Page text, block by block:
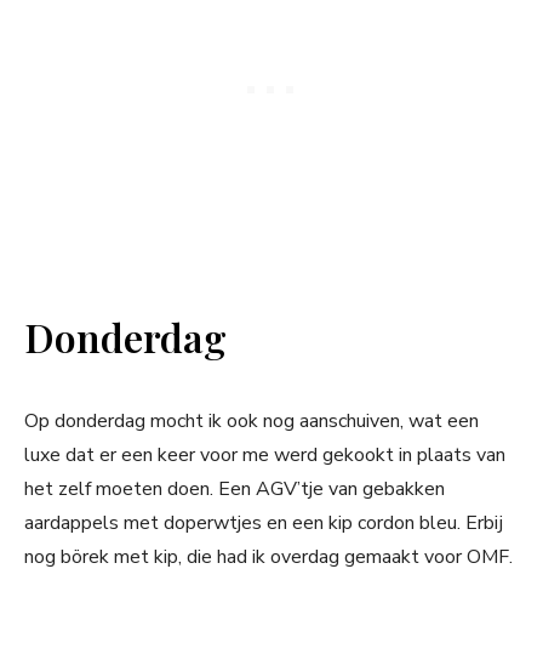
Donderdag
Op donderdag mocht ik ook nog aanschuiven, wat een
luxe dat er een keer voor me werd gekookt in plaats van
het zelf moeten doen. Een AGV’tje van gebakken
aardappels met doperwtjes en een kip cordon bleu. Erbij
nog börek met kip, die had ik overdag gemaakt voor OMF.